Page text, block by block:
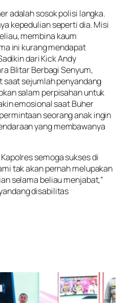
adalah sosok polisi langka.
kepedulian seperti dia. Misi
membina kaum
ini kurang mendapat
dari Kick Andy
Blitar Berbagi Senyum,
saat sejumlah penyandang
salam perpisahan untuk
emosional saat Buher
seorang anak ingin
yang membawanya
semoga sukses di
tak akan pernah melupakan
selama beliau menjabat,”
disabilitas